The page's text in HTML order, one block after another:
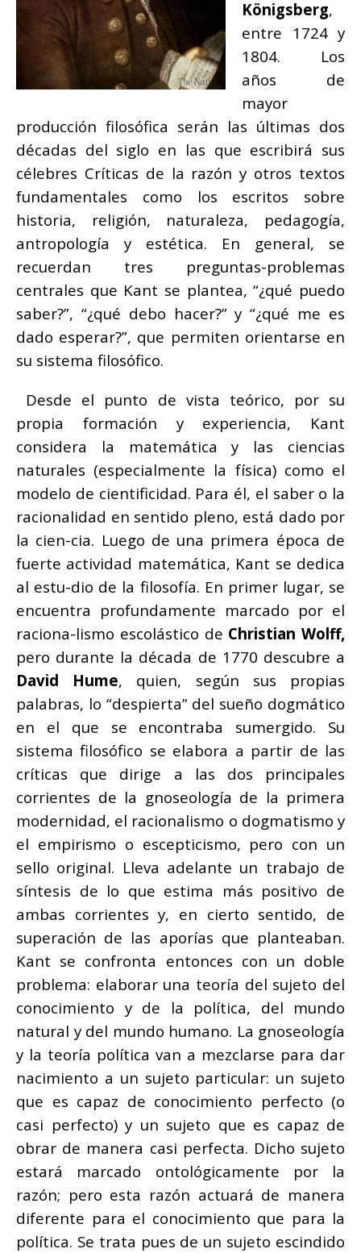
Königsberg,
entre 1724 y
1804. Los
años de
mayor
producción filosófica serán las últimas dos
décadas del siglo en las que escribirá sus
célebres Críticas de la razón y otros textos
fundamentales como los escritos sobre
historia, religión, naturaleza, pedagogía,
antropología y estética. En general, se
recuerdan tres preguntas-problemas
centrales que Kant se plantea, “¿qué puedo
saber?”, “¿qué debo hacer?” y “¿qué me es
dado esperar?”, que permiten orientarse en
su sistema filosófico.
Desde el punto de vista teórico, por su
propia formación y experiencia, Kant
considera la matemática y las ciencias
naturales (especialmente la física) como el
modelo de cientificidad. Para él, el saber o la
racionalidad en sentido pleno, está dado por
la cien-cia. Luego de una primera época de
fuerte actividad matemática, Kant se dedica
al estu-dio de la filosofía. En primer lugar, se
encuentra profundamente marcado por el
raciona-lismo escolástico de Christian Wolff,
pero durante la década de 1770 descubre a
David Hume, quien, según sus propias
palabras, lo “despierta” del sueño dogmático
en el que se encontraba sumergido. Su
sistema filosófico se elabora a partir de las
críticas que dirige a las dos principales
corrientes de la gnoseología de la primera
modernidad, el racionalismo o dogmatismo y
el empirismo o escepticismo, pero con un
sello original. Lleva adelante un trabajo de
síntesis de lo que estima más positivo de
ambas corrientes y, en cierto sentido, de
superación de las aporías que planteaban.
Kant se confronta entonces con un doble
problema: elaborar una teoría del sujeto del
conocimiento y de la política, del mundo
natural y del mundo humano. La gnoseología
y la teoría política van a mezclarse para dar
nacimiento a un sujeto particular: un sujeto
que es capaz de conocimiento perfecto (o
casi perfecto) y un sujeto que es capaz de
obrar de manera casi perfecta. Dicho sujeto
estará marcado ontológicamente por la
razón; pero esta razón actuará de manera
diferente para el conocimiento que para la
política. Se trata pues de un sujeto escindido